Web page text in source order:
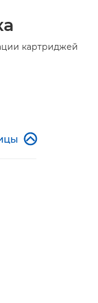
картриджей
